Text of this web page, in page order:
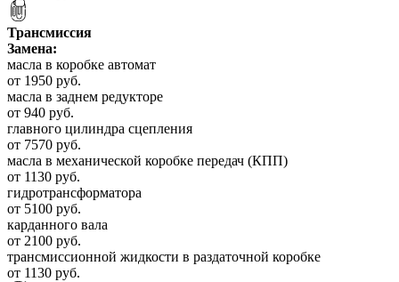
Трансмиссия
Замена:
масла в коробке автомат
от 1950 руб.
масла в заднем редукторе
от 940 руб.
главного цилиндра сцепления
от 7570 руб.
масла в механической коробке передач (КПП)
от 1130 руб.
гидротрансформатора
от 5100 руб.
карданного вала
от 2100 руб.
трансмиссионной жидкости в раздаточной коробке
от 1130 руб.